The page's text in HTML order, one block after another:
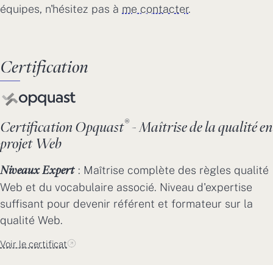
équipes, n'hésitez pas à me contacter.
Certification
Certification Opquast®- Maîtrise de la qualité en
projet Web
Niveaux Expert: Maîtrise complète des règles qualité
Web et du vocabulaire associé. Niveau d'expertise
suffisant pour devenir référent et formateur sur la
qualité Web.
Voir le certificat